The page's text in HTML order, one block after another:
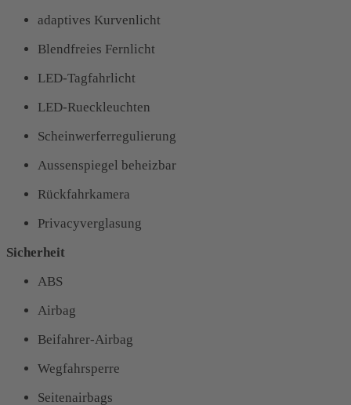
adaptives Kurvenlicht
Blendfreies Fernlicht
LED-Tagfahrlicht
LED-Rueckleuchten
Scheinwerferregulierung
Aussenspiegel beheizbar
Rückfahrkamera
Privacyverglasung
Sicherheit
ABS
Airbag
Beifahrer-Airbag
Wegfahrsperre
Seitenairbags